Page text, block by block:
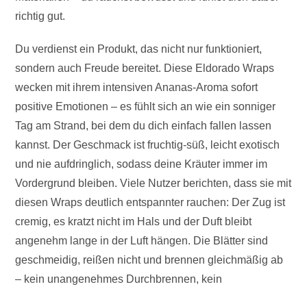
richtig gut.
Du verdienst ein Produkt, das nicht nur funktioniert,
sondern auch Freude bereitet. Diese Eldorado Wraps
wecken mit ihrem intensiven Ananas-Aroma sofort
positive Emotionen – es fühlt sich an wie ein sonniger
Tag am Strand, bei dem du dich einfach fallen lassen
kannst. Der Geschmack ist fruchtig-süß, leicht exotisch
und nie aufdringlich, sodass deine Kräuter immer im
Vordergrund bleiben. Viele Nutzer berichten, dass sie mit
diesen Wraps deutlich entspannter rauchen: Der Zug ist
cremig, es kratzt nicht im Hals und der Duft bleibt
angenehm lange in der Luft hängen. Die Blätter sind
geschmeidig, reißen nicht und brennen gleichmäßig ab
– kein unangenehmes Durchbrennen, kein